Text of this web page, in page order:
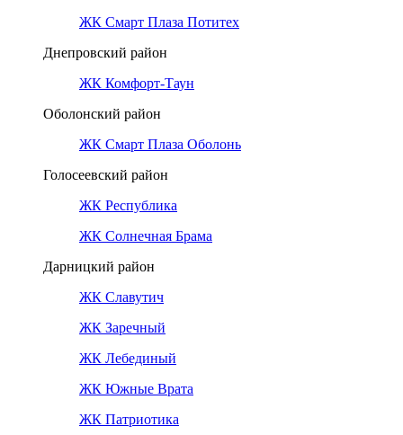
ЖК Смарт Плаза Потитех
Днепровский район
ЖК Комфорт-Таун
Оболонский район
ЖК Смарт Плаза Оболонь
Голосеевский район
ЖК Республика
ЖК Солнечная Брама
Дарницкий район
ЖК Славутич
ЖК Заречный
ЖК Лебединый
ЖК Южные Врата
ЖК Патриотика